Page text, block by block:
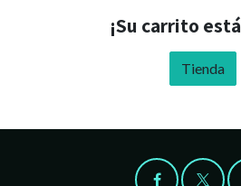
¡Su carrito
Tienda